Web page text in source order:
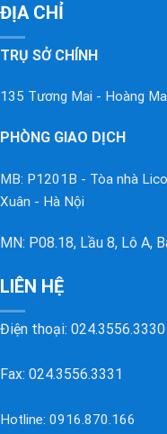
ĐỊA CHỈ
TRỤ SỞ CHÍNH
135 Tương Mai - Hoàng
PHÒNG GIAO DỊCH
MB: P1201B - Tòa nhà
Xuân - Hà Nội
MN: P08.18, Lầu 8, Lô A,
LIÊN HỆ
Điện thoại: 024.3556.3330
Fax: 024.3556.3331
Hotline: 0916.870.166